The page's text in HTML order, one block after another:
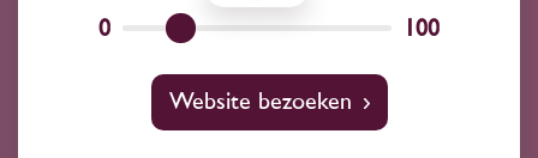
Wij kunnen je altijd adviseren
Wijnprofessionals
10+ jaar ervaring
0 100
Website bezoeken